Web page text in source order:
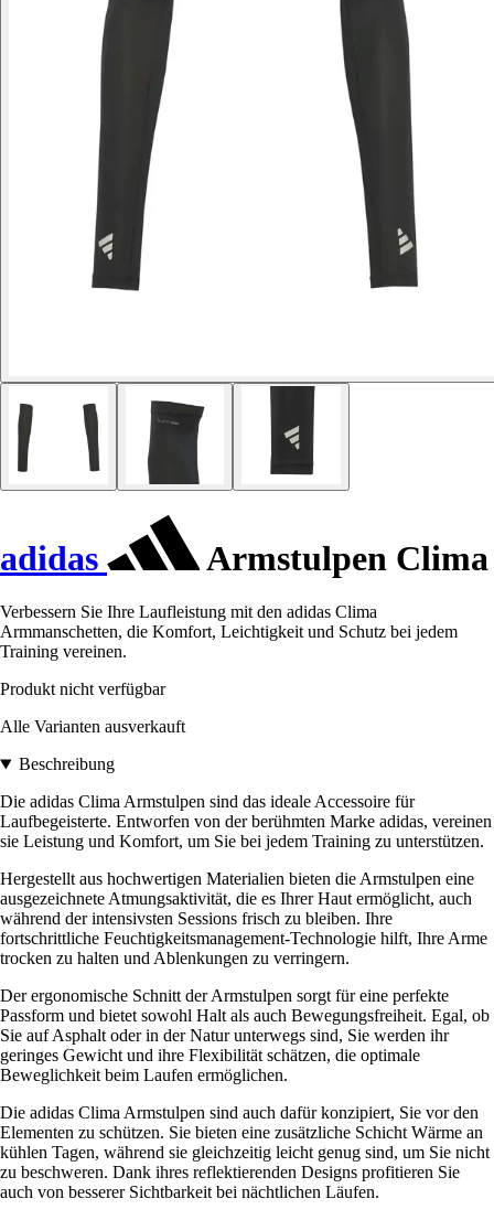
adidas Armstulpen Clima
Verbessern Sie Ihre Laufleistung mit den adidas Clima
Armmanschetten, die Komfort, Leichtigkeit und Schutz bei jedem
Training vereinen.
Produkt nicht verfügbar
Alle Varianten ausverkauft
Beschreibung
Die adidas Clima Armstulpen sind das ideale Accessoire für
Laufbegeisterte. Entworfen von der berühmten Marke adidas, vereinen
sie Leistung und Komfort, um Sie bei jedem Training zu unterstützen.
Hergestellt aus hochwertigen Materialien bieten die Armstulpen eine
ausgezeichnete Atmungsaktivität, die es Ihrer Haut ermöglicht, auch
während der intensivsten Sessions frisch zu bleiben. Ihre
fortschrittliche Feuchtigkeitsmanagement-Technologie hilft, Ihre Arme
trocken zu halten und Ablenkungen zu verringern.
Der ergonomische Schnitt der Armstulpen sorgt für eine perfekte
Passform und bietet sowohl Halt als auch Bewegungsfreiheit. Egal, ob
Sie auf Asphalt oder in der Natur unterwegs sind, Sie werden ihr
geringes Gewicht und ihre Flexibilität schätzen, die optimale
Beweglichkeit beim Laufen ermöglichen.
Die adidas Clima Armstulpen sind auch dafür konzipiert, Sie vor den
Elementen zu schützen. Sie bieten eine zusätzliche Schicht Wärme an
kühlen Tagen, während sie gleichzeitig leicht genug sind, um Sie nicht
zu beschweren. Dank ihres reflektierenden Designs profitieren Sie
auch von besserer Sichtbarkeit bei nächtlichen Läufen.